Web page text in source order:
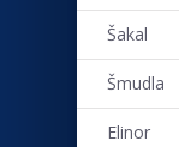
Šakal
Šmudla
Elinor